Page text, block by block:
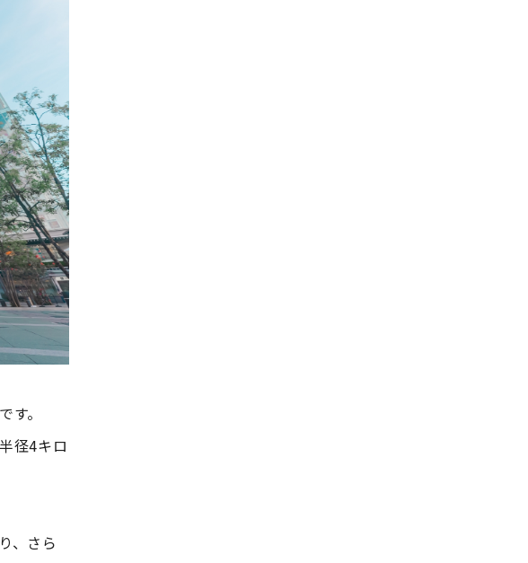
。
径4キロ
、さら